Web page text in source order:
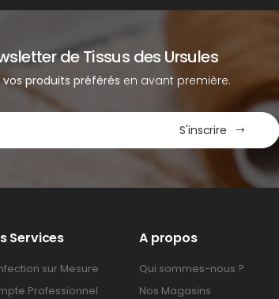
de Tissus des Ursules
vos produits préférés en avant première.
S'inscrire
Services
sur Mesure
Professionnel
A propos
Qui sommes-nous ?
Nos Magasins